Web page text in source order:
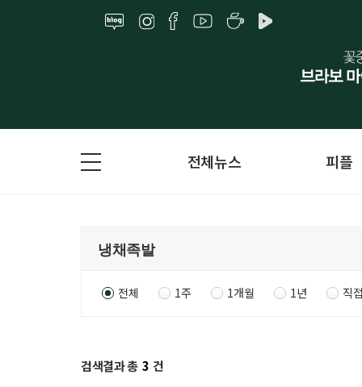
전체뉴스 피플
전체 1주 1개월 1년 직
검색결과 총 3 건